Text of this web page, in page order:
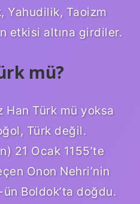
Yahudilik, Taoizm
etkisi altına girdiler.
mü?
Han Türk mü yoksa
Türk değil.
21 Ocak 1155’te
Onon Nehri’nin
ün Boldok’ta doğdu.